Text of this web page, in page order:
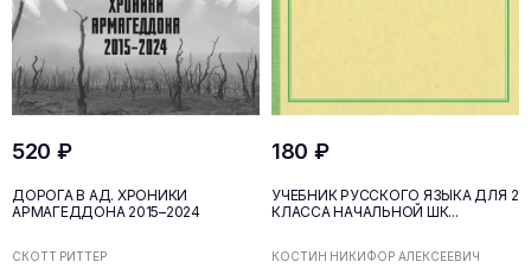
520 ₽
ДОРОГА В АД. ХРОНИКИ
АРМАГЕДДОНА 2015–2024
СКОТТ РИТТЕР
180 ₽
УЧЕБНИК РУССКОГО ЯЗЫКА ДЛЯ 2
КЛАССА НАЧАЛЬНОЙ ШК...
КОСТИН НИКИФОР АЛЕКСЕЕВИЧ